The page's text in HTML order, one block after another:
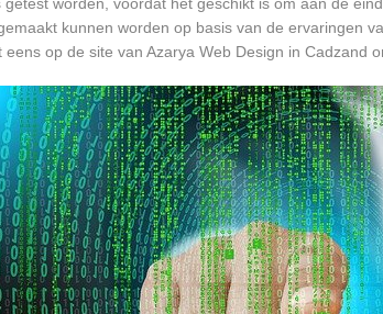
kunnen worden op basis van de ervaringen
op de site van Azarya Web Design in Cadzand